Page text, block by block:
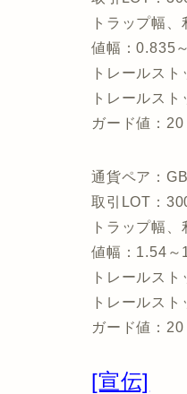
トラップ幅
値幅：0.835
トレールス
トレールスト
ガード値：20
通貨ペア：
取引LOT：
トラップ幅
値幅：1.54～
トレールス
トレールスト
ガード値：20
[宣伝]